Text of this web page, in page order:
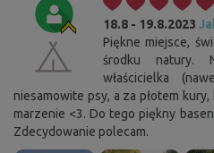
18.8 - 19.8.2023
Piękne miejsce,
środku natury.
właścicielka
niesamowite psy, a za płotem
marzenie <3. Do tego piękny
Zdecydowanie polecam.